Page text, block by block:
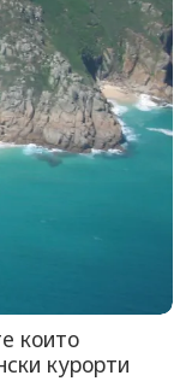
които
курорти